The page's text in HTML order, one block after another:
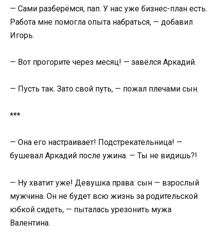
— Сами разберёмся, пап. У нас уже бизнес-план есть.
Работа мне помогла опыта набраться, — добавил
Игорь.
— Вот прогорите через месяц! — завёлся Аркадий.
— Пусть так. Зато свой путь, — пожал плечами сын.
***
— Она его настраивает! Подстрекательница! —
бушевал Аркадий после ужина. — Ты не видишь?!
— Ну хватит уже! Девушка права: сын — взрослый
мужчина. Он не будет всю жизнь за родительской
юбкой сидеть, — пыталась урезонить мужа
Валентина.